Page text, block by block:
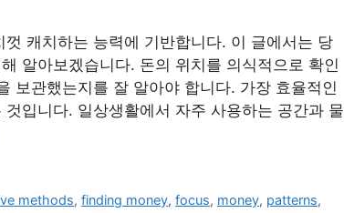
캐치하는 능력에 기반합니다. 이 글에서는 당
알아보겠습니다. 돈의 위치를 의식적으로 확인
보관했는지를 잘 알아야 합니다. 가장 효율적인
입니다. 일상생활에서 자주 사용하는 공간과 물
methods,finding money,focus, money, patterns,